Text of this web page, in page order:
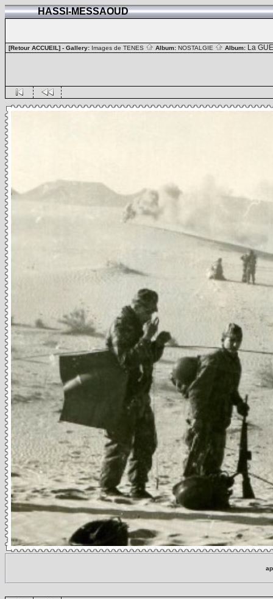
HASSI-MESSAOUD
[Retour ACCUEIL] - Gallery: Images de TENES Album: NOSTALGIE Album: La